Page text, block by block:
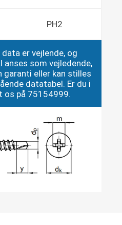
PH2
er vejlende, og
som vejledende,
garanti eller kan stilles
datatabel. Er du i
os på 75154999.